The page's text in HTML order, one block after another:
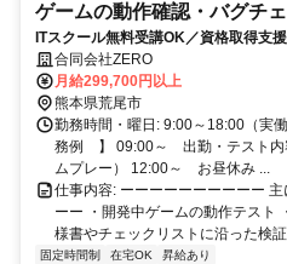
ゲームの動作確認・バグチ
ITスクール無料受講OK／資格取得支
迎／土日祝休み／年間休日135日
合同会社ZERO
月給299,700円以上
熊本県荒尾市
勤務時間・曜日: 9:00～18:00（実
務例 】 09:00～ 出勤・テスト内
ムプレー） 12:00～ お昼休み ...
仕事内容: ーーーーーーーーーー
ーー ・開発中ゲームの動作テスト
様書やチェックリストに沿った検
固定時間制 在宅OK 昇給あり